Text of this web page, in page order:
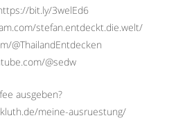
bit.ly/3welEd6
stefan.entdeckt.die.welt/
@ThailandEntdecken
@sedw
ausgeben?
meine-ausruestung/